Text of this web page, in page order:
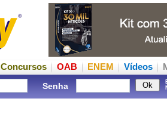
Concursos OAB ENEM Vídeos
Senha